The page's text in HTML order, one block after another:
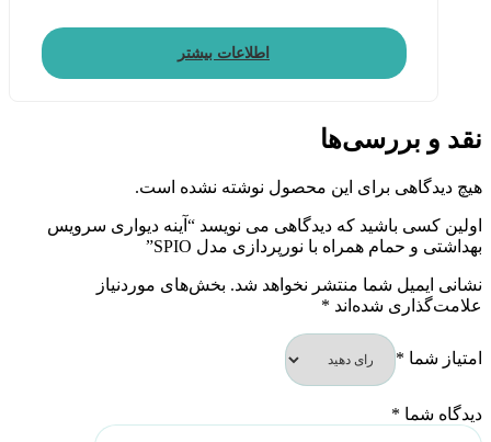
اطلاعات بیشتر
نقد و بررسی‌ها
هیچ دیدگاهی برای این محصول نوشته نشده است.
اولین کسی باشید که دیدگاهی می نویسد “آینه دیواری سرویس
بهداشتی و حمام همراه با نورپردازی مدل SPIO”
نشانی ایمیل شما منتشر نخواهد شد. بخش‌های موردنیاز
علامت‌گذاری شده‌اند *
امتیاز شما *
دیدگاه شما *